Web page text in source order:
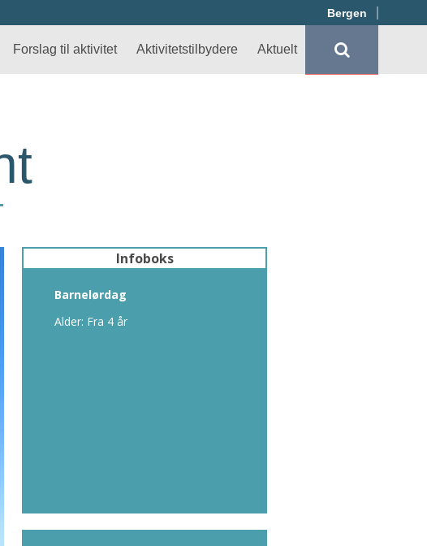
Bergen
Forslag til aktivitet Aktivitetstilbydere Aktuelt
Infoboks
Barnelørdag
Alder: Fra 4 år